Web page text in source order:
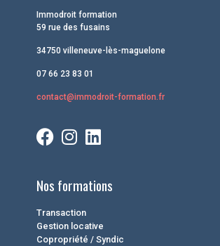
Immodroit formation
59 rue des fusains
34750 villeneuve-lès-maguelone
07 66 23 83 01
contact@immodroit-formation.fr
Nos formations
Transaction
Gestion locative
Copropriété / Syndic